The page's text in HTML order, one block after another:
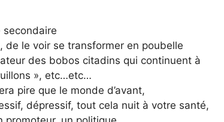
secondaire
le voir se transformer en poubelle
des bobos citadins qui continuent à
», etc…etc…
pire que le monde d’avant,
dépressif, tout cela nuit à votre santé,